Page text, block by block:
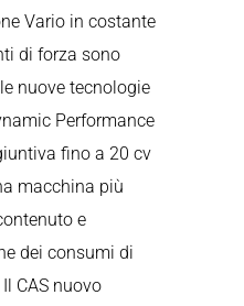
Vario in costante
di forza sono
nuove tecnologie
Performance
fino a 20 cv
macchina più
e
dei consumi di
CAS nuovo